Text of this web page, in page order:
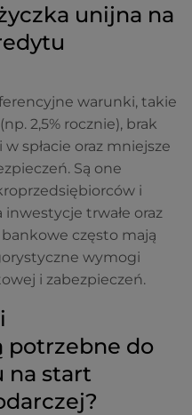
unijna na
warunki, takie
2,5% rocznie), brak
spłacie oraz mniejsze
Są one
i
trwałe oraz
często mają
wymogi
i zabezpieczeń.
potrzebne do
na start